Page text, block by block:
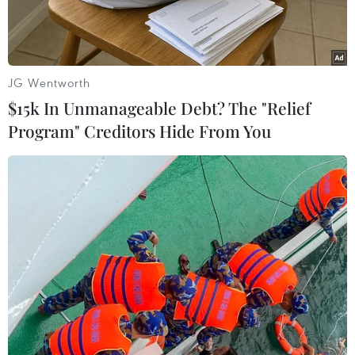
Thủy phi cơ Beriev Be-200. (Nguồn: wikipedia.org)
Theo THX, người đứng đầu lực lượng không
quân của Hải quân Nga, ông Igor Kozhin ngày
10/12, cho biết hải quân nước này sẽ tiếp nhận
thủy phi cơ Beriev Be-200 để phục vụ công tác
JG Wentworth
$15k In Unmanageable Debt? The "Relief
Program" Creditors Hide From You